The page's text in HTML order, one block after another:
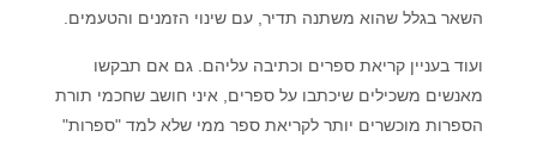
השאר בגלל שהוא משתנה תדיר, עם שינוי הזמנים והטעמים.
ועוד בעניין קריאת ספרים וכתיבה עליהם. גם אם תבקשו
מאנשים משכילים שיכתבו על ספרים, איני חושב שחכמי תורת
הספרות מוכשרים יותר לקריאת ספר ממי שלא למד "ספרות"